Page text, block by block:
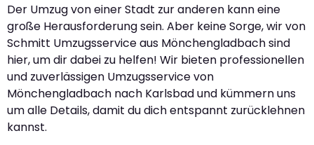
Der Umzug von einer Stadt zur anderen kann eine
große Herausforderung sein. Aber keine Sorge, wir von
Schmitt Umzugsservice aus Mönchengladbach sind
hier, um dir dabei zu helfen! Wir bieten professionellen
und zuverlässigen Umzugsservice von
Mönchengladbach nach Karlsbad und kümmern uns
um alle Details, damit du dich entspannt zurücklehnen
kannst.